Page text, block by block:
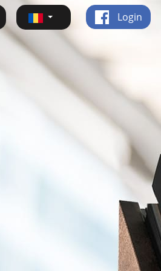
Login